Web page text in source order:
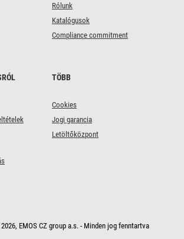
Rólunk
Katalógusok
Compliance commitment
TÖBB
Cookies
Jogi garancia
Letöltőközpont
EMOS CZ group a.s. - Minden jog fenntartva